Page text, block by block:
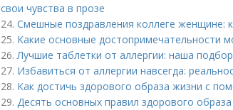
свои чувства в прозе
24. Смешные поздравления коллеге женщине:
25. Какие основные достопримечательности
26.Лучшие таблетки от аллергии: наша
27. Избавиться от аллергии навсегда:
28. Как достичь здорового образа жизни с
29. Десять основных правил здорового